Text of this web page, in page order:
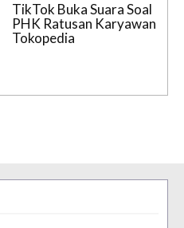
TikTok Buka Suara Soal
PHK Ratusan Karyawan
Tokopedia